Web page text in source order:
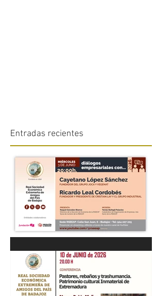
Entradas recientes
“DIÁLOGOS EMPRESARIALES
CON...” Cayetano López
Sánchez y Ricardo Leal